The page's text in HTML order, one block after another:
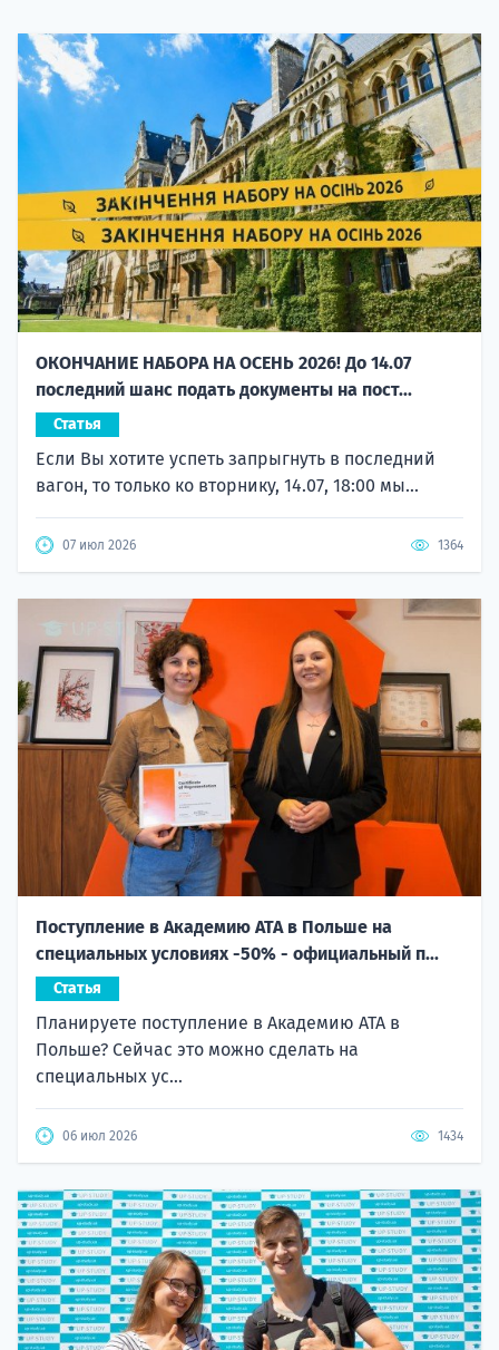
ОКОНЧАНИЕ НАБОРА НА ОСЕНЬ 2026! До 14.07
последний шанс подать документы на пост...
Статья
Если Вы хотите успеть запрыгнуть в последний
вагон, то только ко вторнику, 14.07, 18:00 мы...
07 июл 2026 1364
Поступление в Академию ATA в Польше на
специальных условиях -50% - официальный п...
Статья
Планируете поступление в Академию ATA в
Польше? Сейчас это можно сделать на
специальных ус...
06 июл 2026 1434